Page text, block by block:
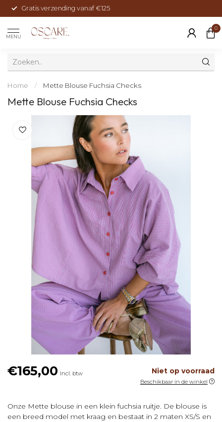
Gratis verzending vanaf €125
MENU
0
Home / Mette Blouse Fuchsia Checks
Mette Blouse Fuchsia Checks
€165,00 Incl. btw Niet op voorraad
Beschikbaar in de winkel
Onze Mette blouse in een klein fuchsia ruitje. De blouse is
een breed model met kraag en bestaat in 2 maten XS/S en